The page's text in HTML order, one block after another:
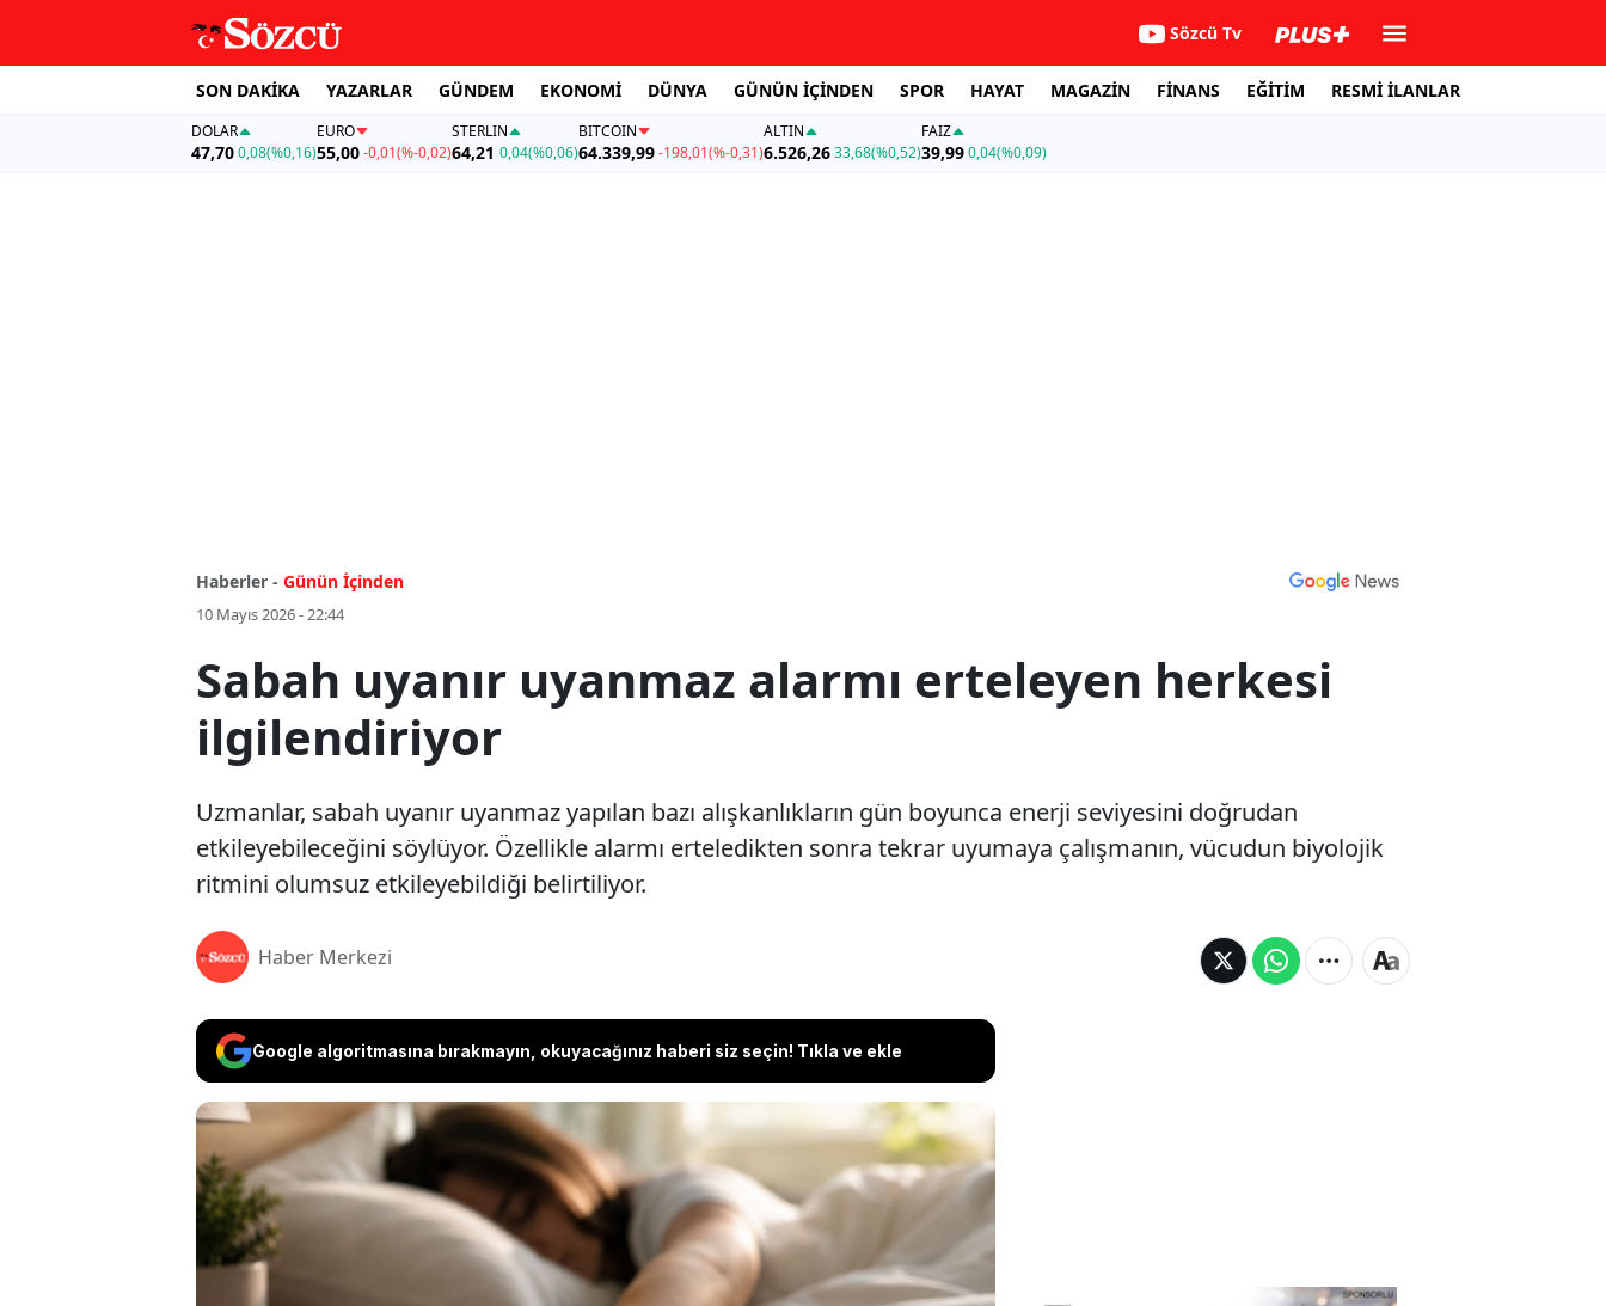
Sözcü Tv
SON DAKİKA YAZARLAR GÜNDEM EKONOMİ DÜNYA GÜNÜN İÇİNDEN SPOR HAYAT MAGAZİN FİNANS EĞİTİM RESMİ İLANLAR
DOLAR
47,700,08(%0,16)
EURO
55,00 -0,01(%-0,02)
STERLIN
64,21 0,04(%0,06)
BITCOIN
64.339,99-198,01(%-0,31)
ALTIN
6.526,2633,68(%0,52)
FAİZ
39,990,04(%0,09)
Haberler - Günün İçinden
10 Mayıs 2026 - 22:44
Sabah uyanır uyanmaz alarmı erteleyen herkesi
ilgilendiriyor
Uzmanlar, sabah uyanır uyanmaz yapılan bazı alışkanlıkların gün boyunca enerji seviyesini doğrudan
etkileyebileceğini söylüyor. Özellikle alarmı erteledikten sonra tekrar uyumaya çalışmanın, vücudun biyolojik
ritmini olumsuz etkileyebildiği belirtiliyor.
Haber Merkezi
Google algoritmasına bırakmayın, okuyacağınız haberi siz seçin! Tıkla ve ekle
Uzmanlar, sabah uyanır uyanmaz yapılan bazı alışkanlıkların gün